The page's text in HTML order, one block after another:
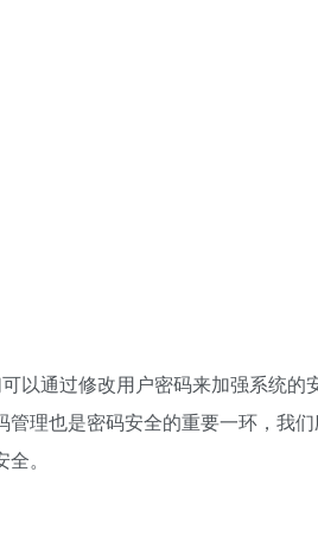
以通过修改用户密码来加强系统的
理也是密码安全的重要一环，我
。